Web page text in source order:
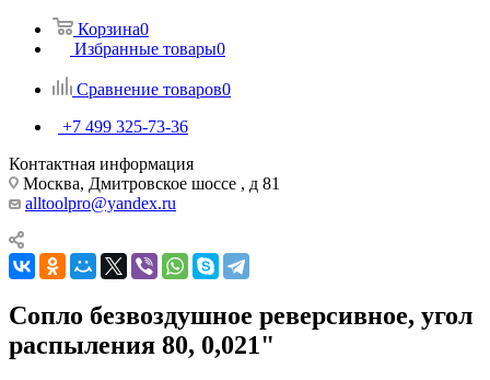
Корзина0
Избранные товары0
Сравнение товаров0
+7 499 325-73-36
Контактная информация
Москва, Дмитровское шоссе , д 81
alltoolpro@yandex.ru
Сопло безвоздушное реверсивное, угол
распыления 80, 0,021"